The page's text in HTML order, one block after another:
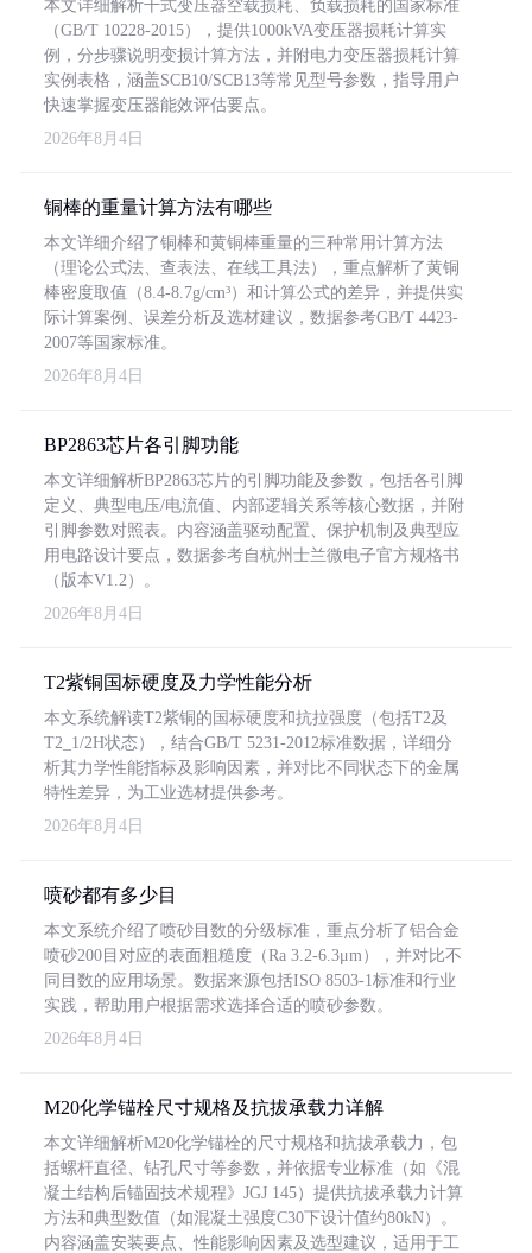
本文详细解析干式变压器空载损耗、负载损耗的国家标准
（GB/T 10228-2015），提供1000kVA变压器损耗计算实
例，分步骤说明变损计算方法，并附电力变压器损耗计算
实例表格，涵盖SCB10/SCB13等常见型号参数，指导用户
快速掌握变压器能效评估要点。
2026年8月4日
铜棒的重量计算方法有哪些
本文详细介绍了铜棒和黄铜棒重量的三种常用计算方法
（理论公式法、查表法、在线工具法），重点解析了黄铜
棒密度取值（8.4-8.7g/cm³）和计算公式的差异，并提供实
际计算案例、误差分析及选材建议，数据参考GB/T 4423-
2007等国家标准。
2026年8月4日
BP2863芯片各引脚功能
本文详细解析BP2863芯片的引脚功能及参数，包括各引脚
定义、典型电压/电流值、内部逻辑关系等核心数据，并附
引脚参数对照表。内容涵盖驱动配置、保护机制及典型应
用电路设计要点，数据参考自杭州士兰微电子官方规格书
（版本V1.2）。
2026年8月4日
T2紫铜国标硬度及力学性能分析
本文系统解读T2紫铜的国标硬度和抗拉强度（包括T2及
T2_1/2H状态），结合GB/T 5231-2012标准数据，详细分
析其力学性能指标及影响因素，并对比不同状态下的金属
特性差异，为工业选材提供参考。
2026年8月4日
喷砂都有多少目
本文系统介绍了喷砂目数的分级标准，重点分析了铝合金
喷砂200目对应的表面粗糙度（Ra 3.2-6.3μm），并对比不
同目数的应用场景。数据来源包括ISO 8503-1标准和行业
实践，帮助用户根据需求选择合适的喷砂参数。
2026年8月4日
M20化学锚栓尺寸规格及抗拔承载力详解
本文详细解析M20化学锚栓的尺寸规格和抗拔承载力，包
括螺杆直径、钻孔尺寸等参数，并依据专业标准（如《混
凝土结构后锚固技术规程》JGJ 145）提供抗拔承载力计算
方法和典型数值（如混凝土强度C30下设计值约80kN）。
内容涵盖安装要点、性能影响因素及选型建议，适用于工